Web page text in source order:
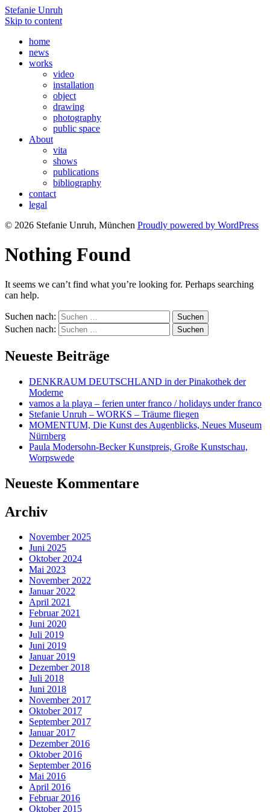
Stefanie Unruh
Skip to content
home
news
works
video
installation
object
drawing
photography
public space
About
vita
shows
publications
bibliography
contact
legal
© 2026 Stefanie Unruh, München Proudly powered by WordPress
Nothing Found
It seems we can’t find what you’re looking for. Perhaps searching
can help.
Suchen nach:
Suchen nach:
Neueste Beiträge
DENKRAUM DEUTSCHLAND in der Pinakothek der
Moderne
vamos a la playa – ferien unter franco / holidays under franco
Stefanie Unruh – WORKS – Träume fliegen
MOMENTUM, Die Kunst des Augenblicks, Neues Museum
Nürnberg
Paula Modersohn-Becker Kunstpreis, Große Kunstschau,
Worpswede
Neueste Kommentare
Archiv
November 2025
Juni 2025
Oktober 2024
Mai 2023
November 2022
Januar 2022
April 2021
Februar 2021
Juni 2020
Juli 2019
Juni 2019
Januar 2019
Dezember 2018
Juli 2018
Juni 2018
November 2017
Oktober 2017
September 2017
Januar 2017
Dezember 2016
Oktober 2016
September 2016
Mai 2016
April 2016
Februar 2016
Oktober 2015